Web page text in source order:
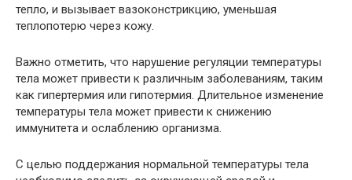
тепло, и вызывает вазоконстрикцию, уменьшая
теплопотерю через кожу.
Важно отметить, что нарушение регуляции температуры
тела может привести к различным заболеваниям, таким
как гипертермия или гипотермия. Длительное изменение
температуры тела может привести к снижению
иммунитета и ослаблению организма.
С целью поддержания нормальной температуры тела